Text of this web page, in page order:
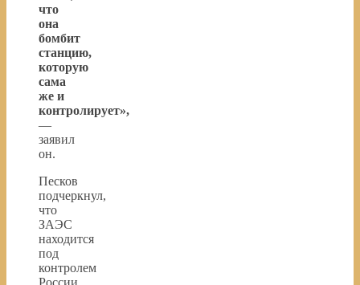
что
она
бомбит
станцию,
которую
сама
же и
контролирует»,
—
заявил
он.
Песков
подчеркнул,
что
ЗАЭС
находится
под
контролем
России